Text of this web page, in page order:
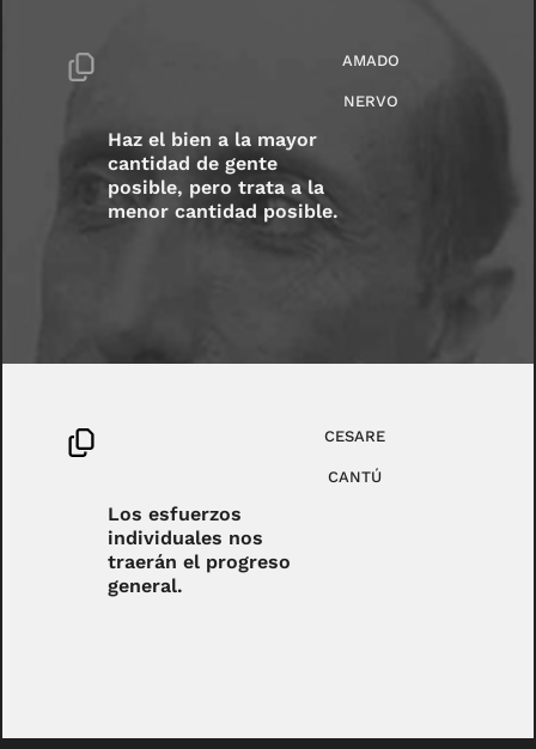
Haz el bien a la mayor
cantidad de gente
posible, pero trata a la
menor cantidad posible.
AMADO
NERVO
Los esfuerzos
individuales nos
traerán el progreso
general.
CESARE
CANTÚ